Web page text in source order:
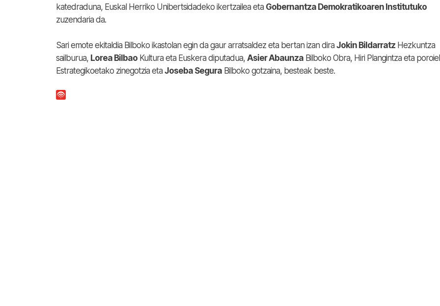
katedraduna, Euskal Herriko Unibertsidadeko ikertzailea eta Gobernantza Demokratikoaren Institutuko
zuzendaria da.
Sari emote ekitaldia Bilboko ikastolan egin da gaur arratsaldez eta bertan izan dira Jokin Bildarratz Hezkuntza
sailburua, Lorea Bilbao Kultura eta Euskera diputadua, Asier Abaunza Bilboko Obra, Hiri Plangintza eta
Estrategikoetako zinegotzia eta Joseba Segura Bilboko gotzaina, besteak beste.